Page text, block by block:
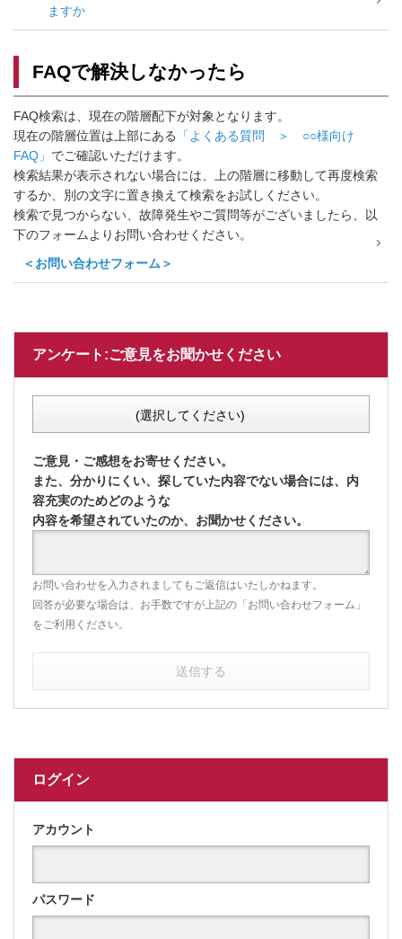
ますか
FAQで解決しなかったら
FAQ検索は、現在の階層配下が対象となります。
現在の階層位置は上部にある
「よくある質問 ＞ ○○様向け
FAQ」 でご確認いただけます。
検索結果が表示されない場合には、上の階層に移動して再度検索
するか、別の文字に置き換えて検索をお試しください。
検索で見つからない、故障発生やご質問等がございましたら、以
下のフォームよりお問い合わせください。
＜お問い合わせフォーム＞
アンケート:ご意見をお聞かせください
(選択してください)
ご意見・ご感想をお寄せください。
また、分かりにくい、探していた内容でない場合には、内
容充実のためどのような
内容を希望されていたのか、お聞かせください。
お問い合わせを入力されましてもご返信はいたしかねます。
回答が必要な場合は、お手数ですが上記の「お問い合わせフォーム」
をご利用ください。
送信する
ログイン
アカウント
パスワード